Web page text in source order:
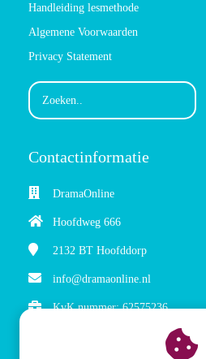
Handleiding lesmethode
Algemene Voorwaarden
Privacy Statement
Contactinformatie
DramaOnline
Hoofdweg 666
2132 BT Hoofddorp
info@dramaonline.nl
KvK nummer: 62575236
BTW nummer: NL854872371B01